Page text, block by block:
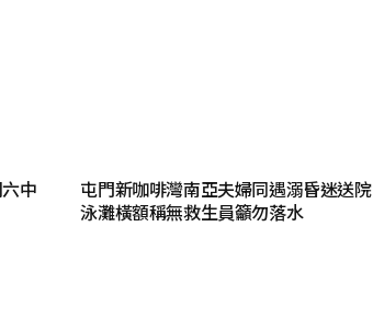
中
屯門新咖啡灣南亞夫婦同遇溺昏迷送院
泳灘橫額稱無救生員籲勿落水